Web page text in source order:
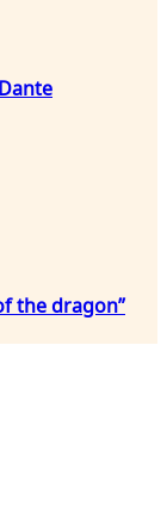
the dragon”